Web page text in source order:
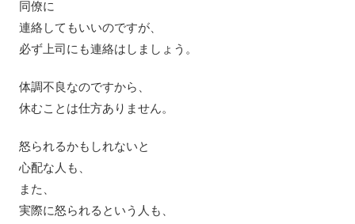
同僚に
連絡してもいいのですが、
必ず上司にも連絡はしましょう。
体調不良なのですから、
休むことは仕方ありません。
怒られるかもしれないと
心配な人も、
また、
実際に怒られるという人も、